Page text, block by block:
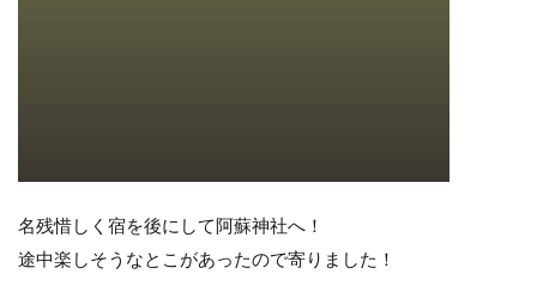
名残惜しく宿を後にして阿蘇神社へ！
途中楽しそうなとこがあったので寄りました！